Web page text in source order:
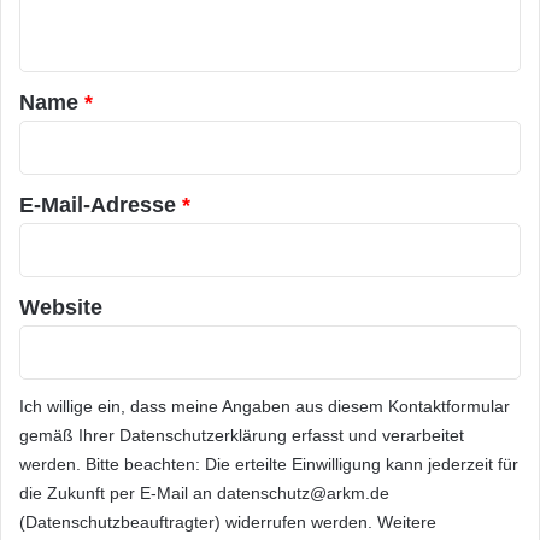
Bewertungsbasis
Mitarbeiterbefragung in den teilnehmenden
wie Führung, Zusammenarbeit,
Maßnahmen im Personalbereich mit den
tragenden Säulen nachhaltige
Personalführung, Chancengleichheit Diversity,
a
r
*
Name *
E-Mail-Adresse *
Website
Ich willige ein, dass meine Angaben aus diesem Kontaktformular
gemäß Ihrer Datenschutzerklärung erfasst und verarbeitet
werden. Bitte beachten: Die erteilte Einwilligung kann jederzeit für
die Zukunft per E-Mail an datenschutz@arkm.de
(Datenschutzbeauftragter) widerrufen werden. Weitere